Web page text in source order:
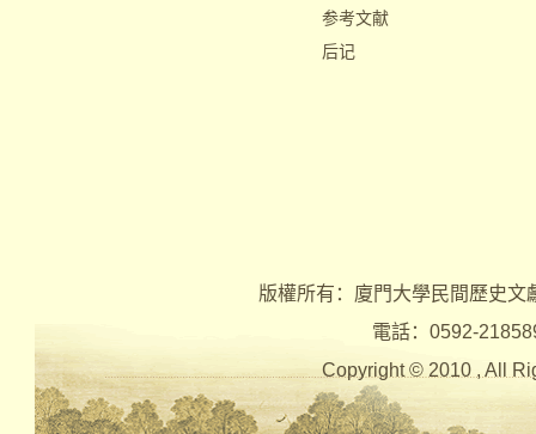
参考文献
后记
版權所有：廈門大學民間歷史
電話：0592-
Copyright © 2010 , All